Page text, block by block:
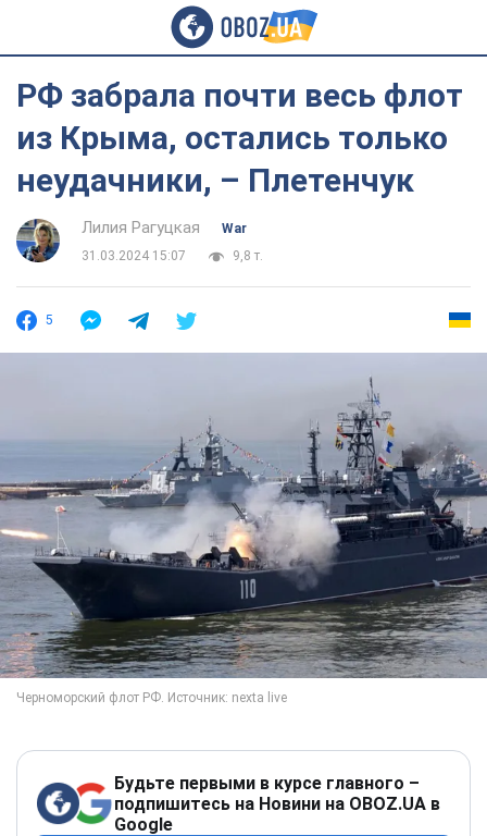
РФ забрала почти весь флот
из Крыма, остались только
неудачники, – Плетенчук
Лилия Рагуцкая
War
31.03.2024 15:07
9,8 т.
5
Будьте первыми в курсе главного –
подпишитесь на Новини на OBOZ.UA в
Google